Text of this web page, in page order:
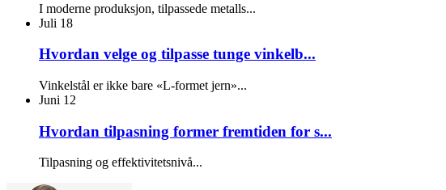
I moderne produksjon, tilpassede metalls...
Juli 18
Hvordan velge og tilpasse tunge vinkelb...
Vinkelstål er ikke bare «L-formet jern»...
Juni 12
Hvordan tilpasning former fremtiden for s...
Tilpasning og effektivitetsnivå...